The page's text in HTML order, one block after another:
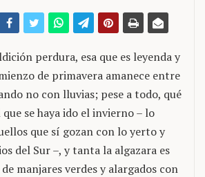
perdura, esa que es leyenda y
de primavera amanece entre
no con lluvias; pese a todo, qué
se haya ido el invierno – lo
que sí gozan con lo yerto y
del Sur –, y tanta la algazara es
manjares verdes y alargados con